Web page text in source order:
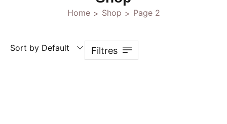
Home > Shop > Page 2
Sort by Default Filtres